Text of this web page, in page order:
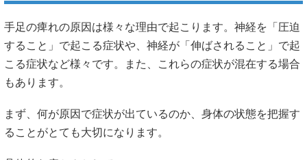
手足の痺れはなぜ起こるのか
手足の痺れの原因は様々な理由で起こります。神経を「圧迫
すること」で起こる症状や、神経が「伸ばされること」で起